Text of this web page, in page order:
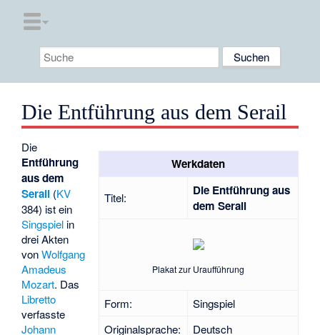
Die Entführung aus dem Serail
Werkdaten
Titel:
Die Entführung aus
dem Serail
Plakat zur Uraufführung
Form:
Singspiel
Originalsprache:
Deutsch
Die
Entführung
aus dem
Serail (KV
384) ist ein
Singspiel in
drei Akten
vonWolfgang
Amadeus
Mozart. Das
Libretto
verfasste
Johann